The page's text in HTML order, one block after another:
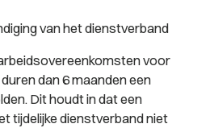
van het dienstverband
voor
dan 6 maanden een
Dit houdt in dat een
tijdelijke dienstverband niet